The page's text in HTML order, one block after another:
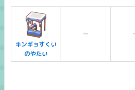
キンギョすくい
のやたい
ー